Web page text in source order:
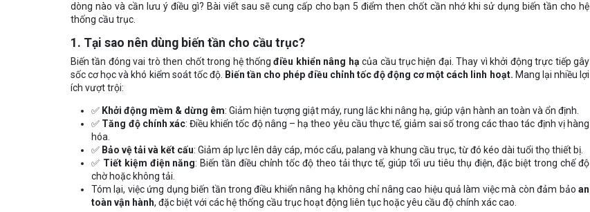
dòng nào và cần lưu ý điều gì? Bài viết sau sẽ cung cấp cho bạn 5 điểm then chốt cần nhớ khi sử dụng biến tần cho hệ
thống cầu trục.
1. Tại sao nên dùng biến tần cho cầu trục?
Biến tần đóng vai trò then chốt trong hệ thốngđiều khiển nâng hạ của cầu trục hiện đại. Thay vì khởi động trực tiếp gây
sốc cơ học và khó kiểm soát tốc độ. Biến tần cho phép điều chỉnh tốc độ động cơ một cách linh hoạt. Mang lại nhiều lợi
ích vượt trội:
✅ Khởi động mềm & dừng êm: Giảm hiện tượng giật máy, rung lắc khi nâng hạ, giúp vận hành an toàn và ổn định.
✅ Tăng độ chính xác: Điều khiển tốc độ nâng – hạ theo yêu cầu thực tế, giảm sai số trong các thao tác định vị hàng
hóa.
✅ Bảo vệ tải và kết cấu: Giảm áp lực lên dây cáp, móc cẩu, palang và khung cầu trục, từ đó kéo dài tuổi thọ thiết bị.
✅ Tiết kiệm điện năng: Biến tần điều chỉnh tốc độ theo tải thực tế, giúp tối ưu tiêu thụ điện, đặc biệt trong chế độ
chờ hoặc không tải.
Tóm lại, việc ứng dụng biến tần trong điều khiển nâng hạ không chỉ nâng cao hiệu quả làm việc mà còn đảm bảo an
toàn vận hành, đặc biệt với các hệ thống cầu trục hoạt động liên tục hoặc yêu cầu độ chính xác cao.